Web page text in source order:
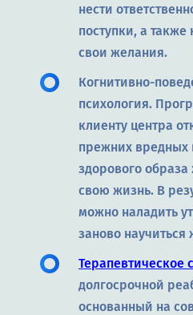
нести
поступки, а также
свои желания.
Когнитивно-
психология.
клиенту центра
прежних вредных
здорового
свою жизнь. В
можно наладить
заново научиться
Терапевтическое
долгосрочной
основанный на